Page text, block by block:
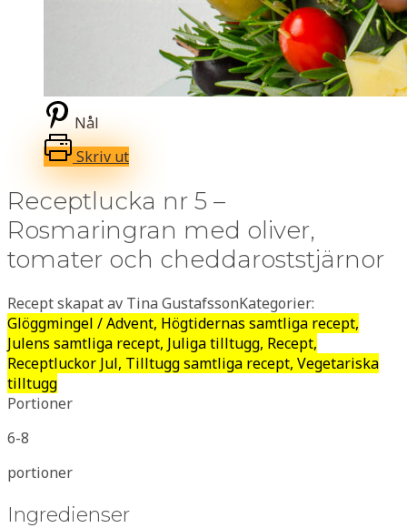
Nål
Skriv ut
Receptlucka nr 5 –
Rosmaringran med oliver,
tomater och cheddaroststjärnor
Recept skapat av Tina GustafssonKategorier:
Glöggmingel / Advent, Högtidernas samtliga recept,
Julens samtliga recept, Juliga tilltugg, Recept,
Receptluckor Jul, Tilltugg samtliga recept, Vegetariska
tilltugg
Portioner
6-8
portioner
Ingredienser